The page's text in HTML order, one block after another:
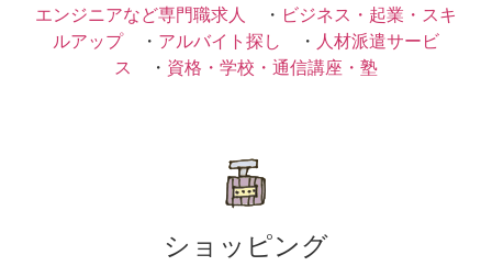
エンジニアなど専門職求人
・ ビジネス・起業・スキ
ルアップ・ アルバイト探し ・ 人材派遣サービ
ス ・ 資格・学校・通信講座・塾
ショッピング